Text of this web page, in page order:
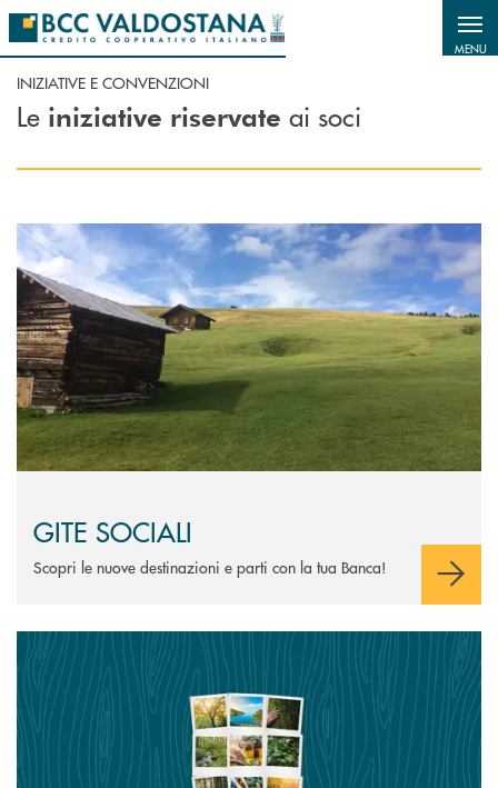
Salta al contenuto principale
MENU
INIZIATIVE E CONVENZIONI
Le iniziative riservate ai soci
Scopri di più GITE SOCIALI
GITE SOCIALI
Scopri le nuove destinazioni e parti con la tua Banca!
Scopri di più AGEVOLAZIONI PER SOCI